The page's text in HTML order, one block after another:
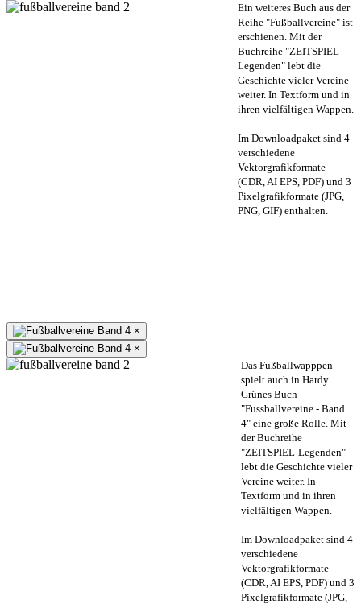
Ein weiteres Buch aus der
Reihe "Fußballvereine" ist
erschienen. Mit der
Buchreihe "ZEITSPIEL-
Legenden" lebt die
Geschichte vieler Vereine
weiter. In Textform und in
ihren vielfältigen Wappen.
Im Downloadpaket sind 4
verschiedene
Vektorgrafikformate
(CDR, AI EPS, PDF) und 3
Pixelgrafikformate (JPG,
PNG, GIF) enthalten.
×
×
Das Fußballwapppen
spielt auch in Hardy
Grünes Buch
"Fussballvereine - Band
4" eine große Rolle. Mit
der Buchreihe
"ZEITSPIEL-Legenden"
lebt die Geschichte vieler
Vereine weiter. In
Textform und in ihren
vielfältigen Wappen.
Im Downloadpaket sind 4
verschiedene
Vektorgrafikformate
(CDR, AI EPS, PDF) und 3
Pixelgrafikformate (JPG,